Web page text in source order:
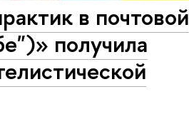
в почтовой
получила